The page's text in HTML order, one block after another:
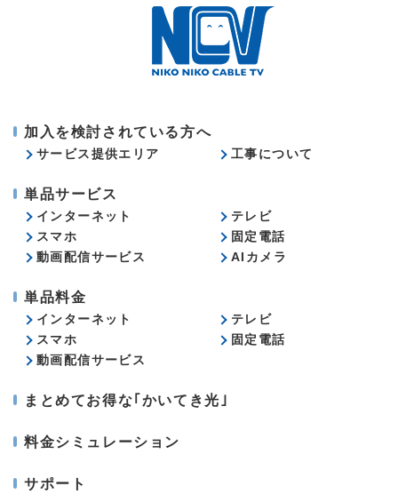
加入を検討されている方へ
サービス提供エリア 工事について
単品サービス
インターネット
テレビ
スマホ
固定電話
動画配信サービス
AIカメラ
単品料金
インターネット
テレビ
スマホ
固定電話
動画配信サービス
まとめてお得な｢かいてき光｣
料金シミュレーション
サポート